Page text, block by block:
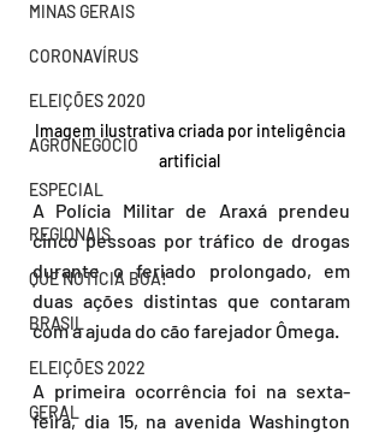
MINAS GERAIS
CORONAVÍRUS
ELEIÇÕES 2020
AGRONEGÓCIO
ESPECIAL
REGIONAIS
QUE NOTÍCIA BOA!
BRASIL
ELEIÇÕES 2022
GERAL
Imagem ilustrativa criada por inteligência
artificial
A Polícia Militar de Araxá prendeu
cinco pessoas por tráfico de drogas
durante o feriado prolongado, em
duas ações distintas que contaram
com a ajuda do cão farejador Ômega.
A primeira ocorrência foi na sexta-
feira, dia 15, na avenida Washington